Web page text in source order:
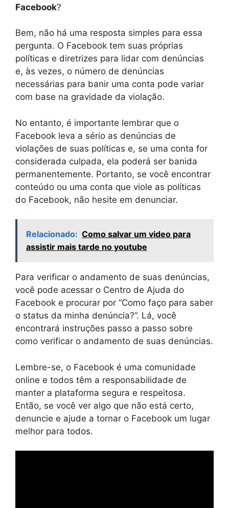
Facebook?
Bem, não há uma resposta simples para essa
pergunta. O Facebook tem suas próprias
políticas e diretrizes para lidar com denúncias
e, às vezes, o número de denúncias
necessárias para banir uma conta pode variar
com base na gravidade da violação.
No entanto, é importante lembrar que o
Facebook leva a sério as denúncias de
violações de suas políticas e, se uma conta for
considerada culpada, ela poderá ser banida
permanentemente. Portanto, se você encontrar
conteúdo ou uma conta que viole as políticas
do Facebook, não hesite em denunciar.
Relacionado: Como salvar um video para
assistir mais tarde no youtube
Para verificar o andamento de suas denúncias,
você pode acessar o Centro de Ajuda do
Facebook e procurar por “Como faço para saber
o status da minha denúncia?”. Lá, você
encontrará instruções passo a passo sobre
como verificar o andamento de suas denúncias.
Lembre-se, o Facebook é uma comunidade
online e todos têm a responsabilidade de
manter a plataforma segura e respeitosa.
Então, se você ver algo que não está certo,
denuncie e ajude a tornar o Facebook um lugar
melhor para todos.